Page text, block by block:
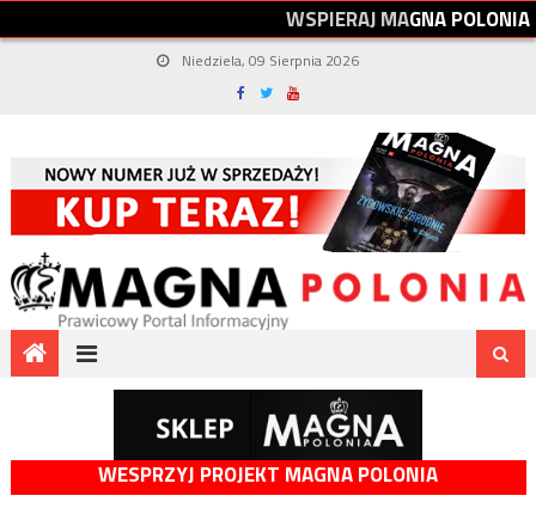
WSPIERAJMAGNAPOLONIA
Niedziela, 09 Sierpnia 2026
WESPRZYJ PROJEKT MAGNA POLONIA